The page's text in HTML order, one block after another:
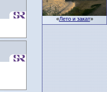
«Лето и закат»